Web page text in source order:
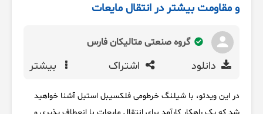
و مقاومت بیشتر در انتقال مایعات
گروه صنعتی متالیکان فارس
دانلود اشتراک بیشتر
در این ویدئو، با شیلنگ خرطومی فلکسیبل استیل آشنا خواهید